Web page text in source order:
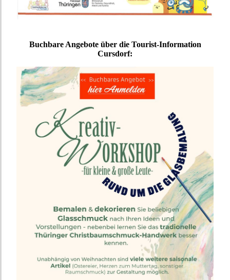
Buchbare Angebote über die Tourist-Information
Cursdorf: